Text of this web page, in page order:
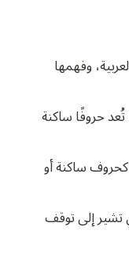
وفهمها
وجميعها تُعد حروفًا ساكنة
ساكنة أو
إلى توقف